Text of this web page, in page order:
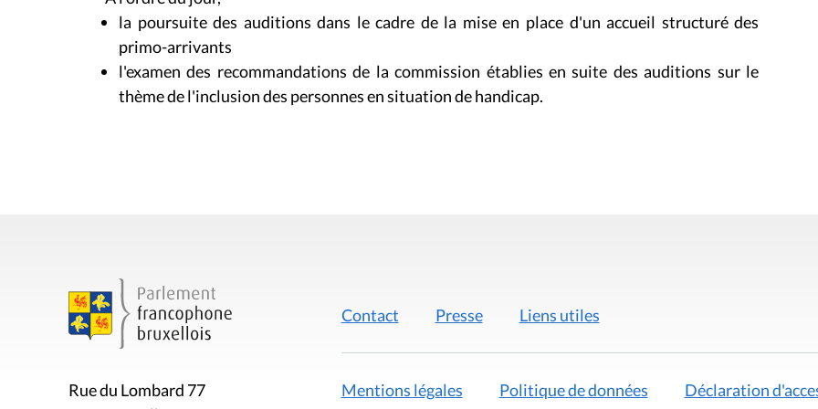
la poursuite des auditions dans le cadre de la mise en place d'un accueil structuré des
primo-arrivants
l'examen des recommandations de la commission établies en suite des auditions sur le
thème de l'inclusion des personnes en situation de handicap.
Rue du Lombard 77
Contact Presse Liens utiles
Mentions légales Politique de données Déclaration